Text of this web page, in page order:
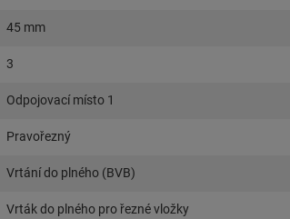
45 mm
3
Odpojovací místo 1
Pravořezný
Vrtání do plného (BVB)
Vrták do plného pro řezné vložky